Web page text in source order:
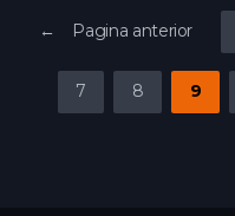
← Pagina anterior
7 8 9